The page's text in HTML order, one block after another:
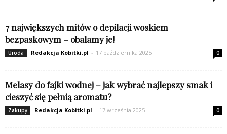
7 największych mitów o depilacji woskiem
bezpaskowym – obalamy je!
Uroda Redakcja Kobitki.pl - 17 października 2025 0
Melasy do fajki wodnej – jak wybrać najlepszy smak i
cieszyć się pełnią aromatu?
Zakupy Redakcja Kobitki.pl - 17 września 2025 0